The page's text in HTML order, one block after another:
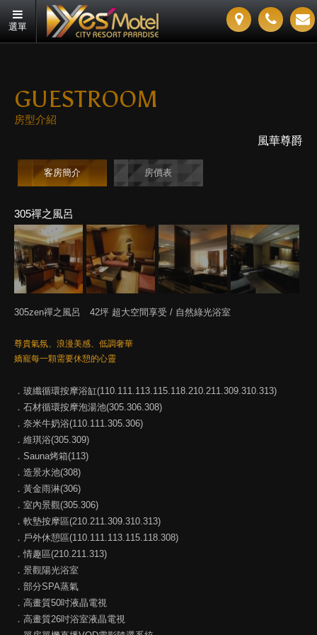
選單
GUESTROOM
房型介紹
風華尊爵
客房簡介 房價表
305禪之風呂
305zen禪之風呂 42坪 超大空間享受 / 自然綠光浴室
尊貴氣氛、浪漫美感、低調奢華
嬌寵每一顆需要休憩的心靈
．玻纖循環按摩浴缸(110.111.113.115.118.210.211.309.310.313)
．石材循環按摩泡湯池(305.306.308)
．奈米牛奶浴(110.111.305.306)
．維琪浴(305.309)
．Sauna烤箱(113)
．造景水池(308)
．黃金雨淋(306)
．室內景觀(305.306)
．軟墊按摩區(210.211.309.310.313)
．戶外休憩區(110.111.113.115.118.308)
．情趣區(210.211.313)
．景觀陽光浴室
．部分SPA蒸氣
．高畫質50吋液晶電視
．高畫質26吋浴室液晶電視